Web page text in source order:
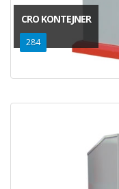
CRO KONTEJNER
284